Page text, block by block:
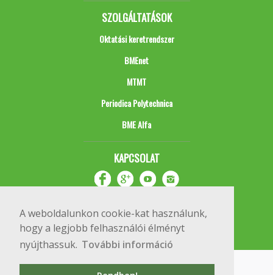
A weboldalunkon cookie-kat használunk,
hogy a legjobb felhasználói élményt
nyújthassuk. További információ
SZOLGÁLTATÁSOK
Oktatási keretrendszer
BMEnet
MTMT
Periodica Polytechnica
BME Alfa
KAPCSOLAT
Copyright © 2020 BME Építőmérnöki Kar